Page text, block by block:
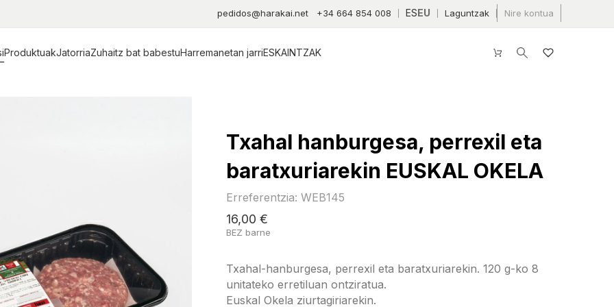
pedidos@harakai.net +34 664 854 008 ESEU Laguntzak Nire kontua
ProduktuakJatorriaZuhaitz bat babestuHarremanetan jarriESKAINTZAK
Txahal hanburgesa, perrexil eta
baratxuriarekin EUSKAL OKELA
Erreferentzia: WEB145
16,00 €
BEZ barne
Txahal-hanburgesa, perrexil eta baratxuriarekin. 120 g-ko 8
unitateko erretiluan ontziratua.
Euskal Okela ziurtagiriarekin.